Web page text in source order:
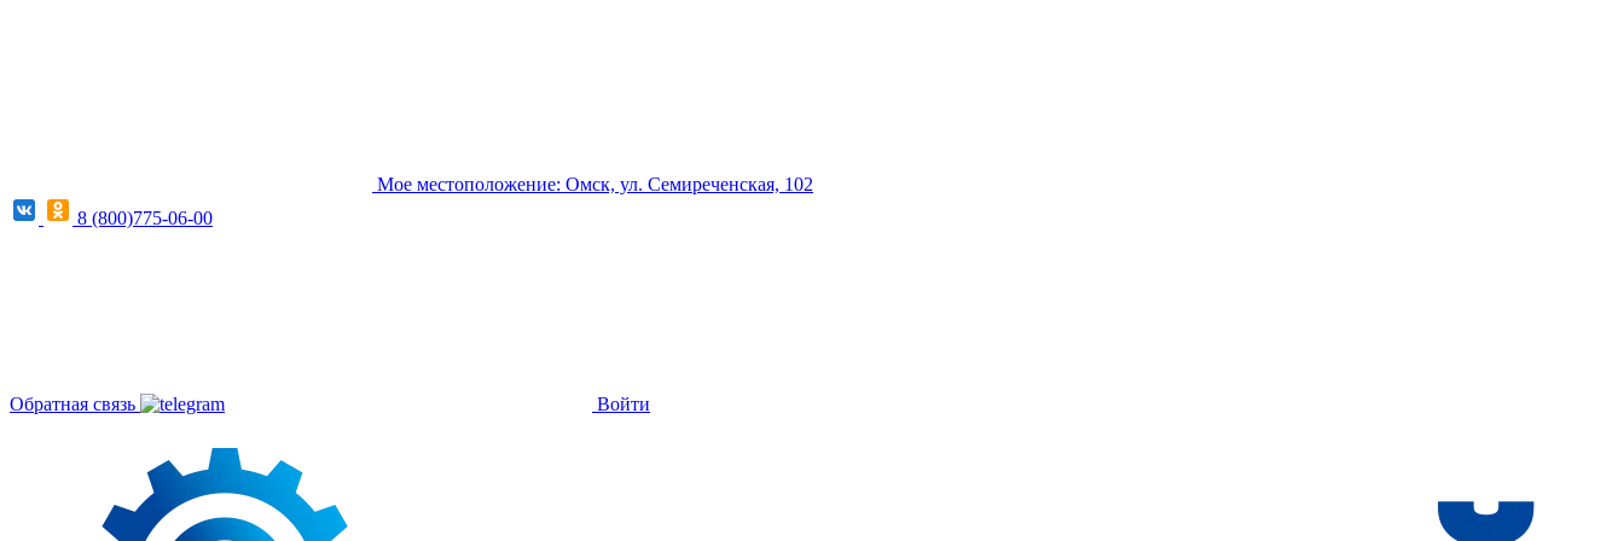
Мое местоположение: Омск, ул. Семиреченская, 102
8 (800)775-06-00
Обратная связь Войти